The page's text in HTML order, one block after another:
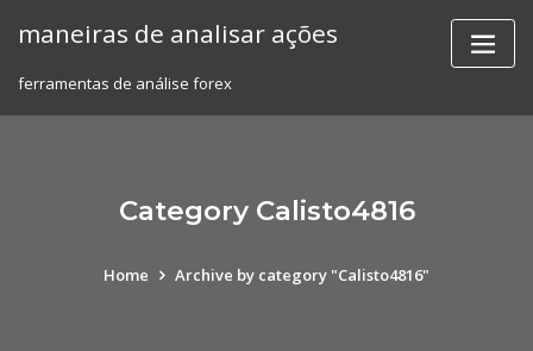
maneiras de analisar ações
ferramentas de análise forex
Category Calisto4816
Home Archive by category "Calisto4816"